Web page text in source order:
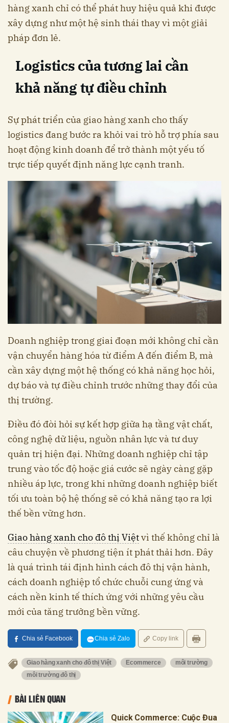
hàng xanh chỉ có thể phát huy hiệu quả khi được
xây dựng như một hệ sinh thái thay vì một giải
pháp đơn lẻ.
Logistics của tương lai cần
khả năng tự điều chỉnh
Sự phát triển của giao hàng xanh cho thấy
logistics đang bước ra khỏi vai trò hỗ trợ phía sau
hoạt động kinh doanh để trở thành một yếu tố
trực tiếp quyết định năng lực cạnh tranh.
Doanh nghiệp trong giai đoạn mới không chỉ cần
vận chuyển hàng hóa từ điểm A đến điểm B, mà
cần xây dựng một hệ thống có khả năng học hỏi,
dự báo và tự điều chỉnh trước những thay đổi của
thị trường.
Điều đó đòi hỏi sự kết hợp giữa hạ tầng vật chất,
công nghệ dữ liệu, nguồn nhân lực và tư duy
quản trị hiện đại. Những doanh nghiệp chỉ tập
trung vào tốc độ hoặc giá cước sẽ ngày càng gặp
nhiều áp lực, trong khi những doanh nghiệp biết
tối ưu toàn bộ hệ thống sẽ có khả năng tạo ra lợi
thế bền vững hơn.
Giao hàng xanh cho đô thị Việtvì thế không chỉ là
câu chuyện về phương tiện ít phát thải hơn. Đây
là quá trình tái định hình cách đô thị vận hành,
cách doanh nghiệp tổ chức chuỗi cung ứng và
cách nền kinh tế thích ứng với những yêu cầu
mới của tăng trưởng bền vững.
Chia sẻ Facebook Chia sẻ Zalo Copy link
Giao hàng xanh cho đô thị Việt Ecommerce
môi trường
môi trường đô thị
BÀI LIÊN QUAN
Quick Commerce: Cuộc Đua